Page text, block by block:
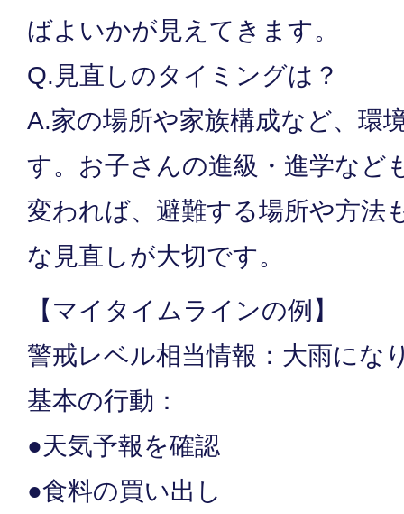
ばよいかが見えてきます。
Q.見直しのタイミングは？
A.家の場所や家族構成など、環
す。お子さんの進級・進学など
変われば、避難する場所や方法
な見直しが大切です。
【マイタイムラインの例】
警戒レベル相当情報：大雨にな
基本の行動：
●天気予報を確認
●食料の買い出し